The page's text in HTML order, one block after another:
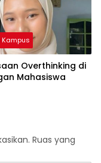
Kampus
Overthinking di
Mahasiswa
Ruas yang